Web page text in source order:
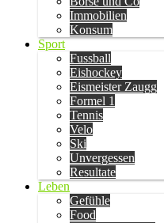
Immobilien
Konsum
Sport
Fussball
Eishockey
Eismeister Zaugg
Formel 1
Tennis
Velo
Ski
Unvergessen
Resultate
Leben
Gefühle
Food